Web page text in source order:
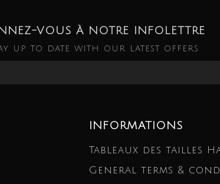
VOUS À NOTRE INFOLETTRE
up to date with our latest offers
INFORMATIONS
Tableaux des tailles
General terms &